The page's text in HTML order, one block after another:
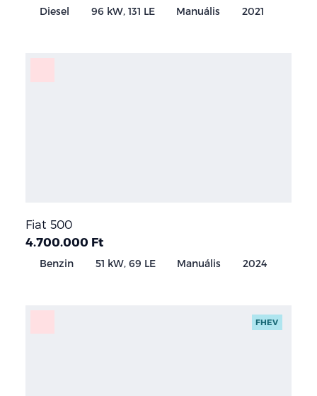
Diesel 96 kW, 131 LE Manuális 2021
Fiat 500
4.700.000 Ft
Benzin 51 kW, 69 LE Manuális 2024
FHEV